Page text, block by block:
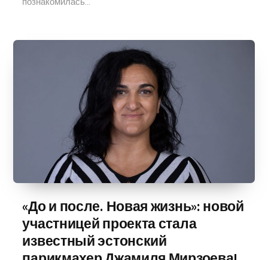
«До и после. Новая жизнь»: новой
участницей проекта стала
известный эстонский